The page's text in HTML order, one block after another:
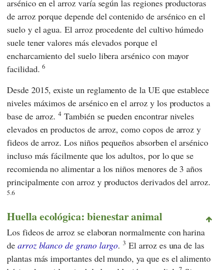
arsénico en el arroz varía según las regiones productoras
de arroz porque depende del contenido de arsénico en el
suelo y el agua. El arroz procedente del cultivo húmedo
suele tener valores más elevados porque el
encharcamiento del suelo libera arsénico con mayor
facilidad.6
Desde 2015, existe un reglamentode la UEque establece
niveles máximos de arsénico en el arroz y los productos a
base de arroz.4 También se pueden encontrar niveles
elevados en productos de arroz, como copos de arroz y
fideos de arroz. Los niños pequeños absorben el arsénico
incluso más fácilmente que los adultos, por lo que se
recomienda no alimentar a los niños menores de 3 años
principalmente con arroz y productos derivados del arroz.
5.6
Huella ecológica: bienestar animal
Los fideos de arroz se elaboran normalmente con harina
de arroz blanco de grano largo.3 El arroz es una de las
plantas más importantes del mundo, ya que es el alimento